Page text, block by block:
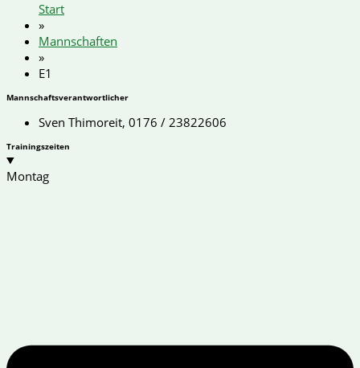
Start
»
Mannschaften
»
E1
Mannschaftsverantwortlicher
Sven Thimoreit, 0176 / 23822606
Trainingszeiten
Montag